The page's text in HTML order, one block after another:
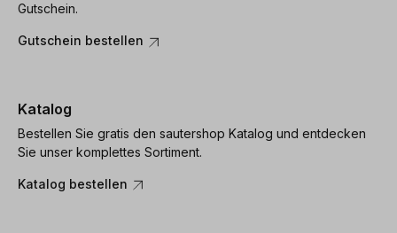
Gutschein.
Gutschein bestellen
Katalog
Bestellen Sie gratis den sautershop Katalog und entdecken
Sie unser komplettes Sortiment.
Katalog bestellen